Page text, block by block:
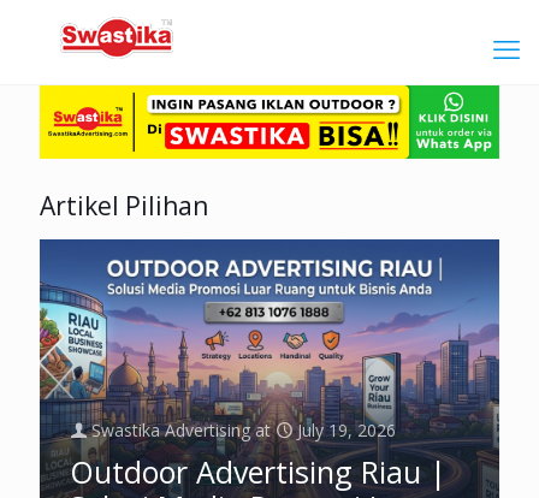
Artikel Pilihan
Swastika Advertising at July 19, 2026
Outdoor Advertising Riau |